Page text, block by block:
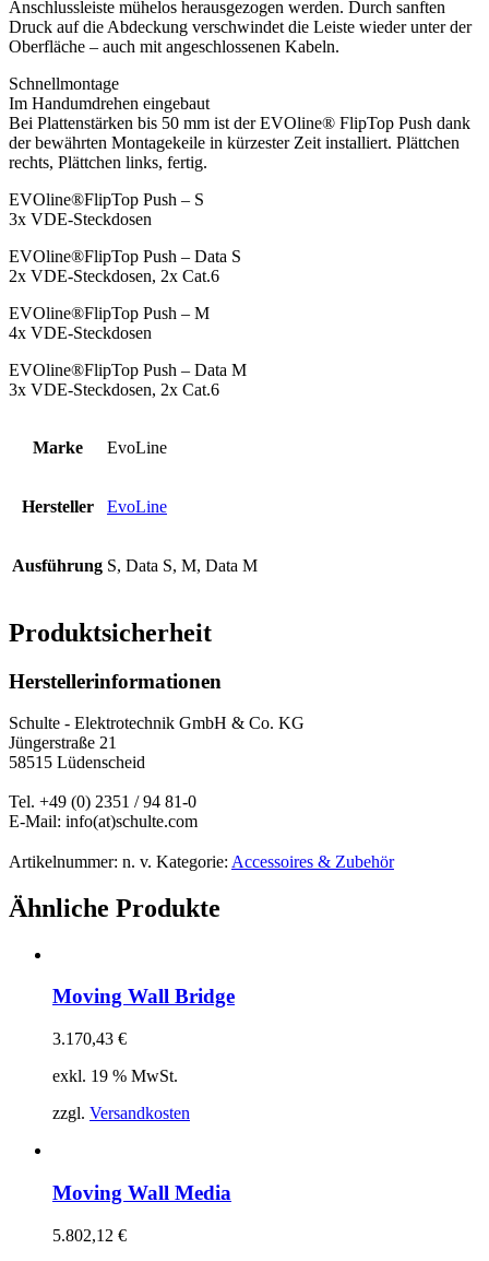
Anschlussleiste mühelos herausgezogen werden. Durch sanften
Druck auf die Abdeckung verschwindet die Leiste wieder unter der
Oberfläche – auch mit angeschlossenen Kabeln.
Schnellmontage
Im Handumdrehen eingebaut
Bei Plattenstärken bis 50 mm ist der EVOline® FlipTop Push dank
der bewährten Montagekeile in kürzester Zeit installiert. Plättchen
rechts, Plättchen links, fertig.
EVOline®FlipTop Push – S
3x VDE-Steckdosen
EVOline®FlipTop Push – Data S
2x VDE-Steckdosen, 2x Cat.6
EVOline®FlipTop Push – M
4x VDE-Steckdosen
EVOline®FlipTop Push – Data M
3x VDE-Steckdosen, 2x Cat.6
Marke EvoLine
Hersteller EvoLine
Ausführung S, Data S, M, Data M
Produktsicherheit
Herstellerinformationen
Schulte - Elektrotechnik GmbH & Co. KG
Jüngerstraße 21
58515 Lüdenscheid
Tel. +49 (0) 2351 / 94 81-0
E-Mail: info(at)schulte.com
Artikelnummer: n. v. Kategorie: Accessoires & Zubehör
Ähnliche Produkte
Moving Wall Bridge
3.170,43 €
exkl. 19 % MwSt.
zzgl. Versandkosten
Moving Wall Media
5.802,12 €